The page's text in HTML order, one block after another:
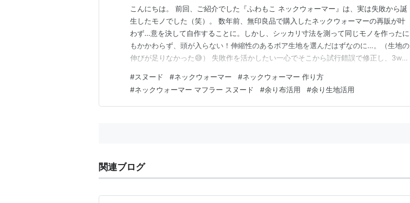
こんにちは。 前回、ご紹介でした『ふわもこ ネックウォーマー』は、実は失敗から誕
生したモノでした（笑）。 数年前、無印良品で購入したネックウォーマーの再販が叶
わず…意を決して自作することに。しかし、シッカリ寸法を測って同じモノを作ったに
もかかわらず、頭が入らない！伸縮性のあるボア生地を選んだはずなのに…。（生地の
伸びが足りなかった😅） 失敗作を活かしたい一心でそこから試行錯誤で修正し、3way
『ふわもこ ネックウォーマー』をご紹介します。 （⇩各目次は、クリックでとべま
す） ふわもこ ネックウォーマー 『ふわもこ ネッ…
#スヌード #ネックウォーマー #ネックウォーマー 作り方
#ネックウォーマー マフラー スヌード #余り布活用 #余り生地活用
関連ブログ